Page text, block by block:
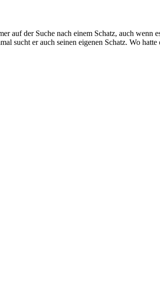
auf der Suche nach einem Schatz, auch
sucht er auch seinen eigenen Schatz. Wo hatte